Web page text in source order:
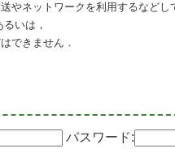
やネットワークを利用するなど
いは，
できません．
パスワード: